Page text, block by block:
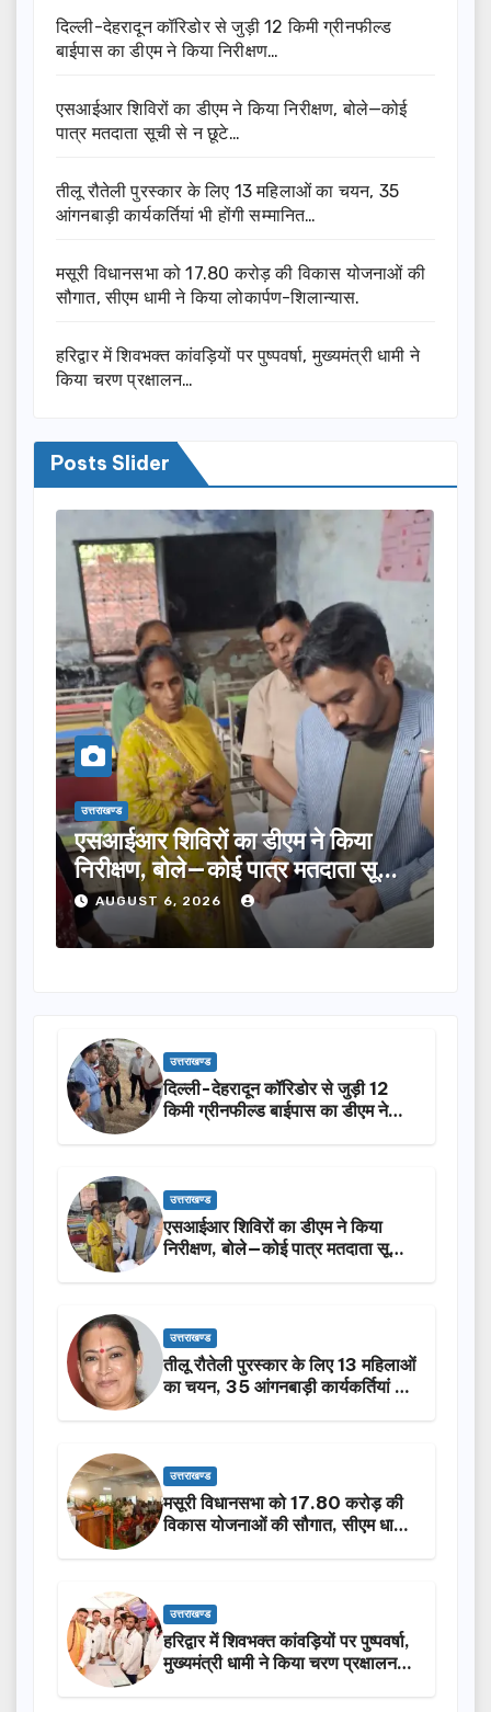
दिल्ली-देहरादून कॉरिडोर से जुड़ी 12 किमी ग्रीनफील्ड
बाईपास का डीएम ने किया निरीक्षण…
एसआईआर शिविरों का डीएम ने किया निरीक्षण, बोले—कोई
पात्र मतदाता सूची से न छूटे…
तीलू रौतेली पुरस्कार के लिए 13 महिलाओं का चयन, 35
आंगनबाड़ी कार्यकर्तियां भी होंगी सम्मानित…
मसूरी विधानसभा को 17.80 करोड़ की विकास योजनाओं की
सौगात, सीएम धामी ने किया लोकार्पण-शिलान्यास.
हरिद्वार में शिवभक्त कांवड़ियों पर पुष्पवर्षा, मुख्यमंत्री धामी ने
किया चरण प्रक्षालन…
Posts Slider
का डीएम ने किया
बोले—कोई पात्र मतदाता सूची
6, 2026
उत्तराखण्ड
तीलू रौतेली पुरस्कार
का चयन, 35 आंगनबाड़ी
होंगी सम्मानित…
AUGUST 6, 2026
उत्तराखण्ड
दिल्ली-देहरादून कॉरिडोर से जुड़ी 12
किमी ग्रीनफील्ड बाईपास का डीएम ने
उत्तराखण्ड
एसआईआर शिविरों का डीएम ने किया
निरीक्षण, बोले—कोई पात्र मतदाता सूची
उत्तराखण्ड
तीलू रौतेली पुरस्कार के लिए 13 महिलाओं
का चयन, 35 आंगनबाड़ी कार्यकर्तियां भी
उत्तराखण्ड
मसूरी विधानसभा को 17.80 करोड़ की
विकास योजनाओं की सौगात, सीएम धामी
उत्तराखण्ड
हरिद्वार में शिवभक्त कांवड़ियों पर पुष्पवर्षा,
मुख्यमंत्री धामी ने किया चरण प्रक्षालन…